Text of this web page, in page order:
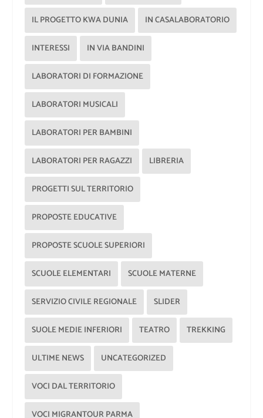
IL PROGETTO KWA DUNIA IN CASALABORATORIO
INTERESSI IN VIA BANDINI
LABORATORI DI FORMAZIONE
LABORATORI MUSICALI
LABORATORI PER BAMBINI
LABORATORI PER RAGAZZI LIBRERIA
PROGETTI SUL TERRITORIO
PROPOSTE EDUCATIVE
PROPOSTE SCUOLE SUPERIORI
SCUOLE ELEMENTARI SCUOLE MATERNE
SERVIZIO CIVILE REGIONALE SLIDER
SUOLE MEDIE INFERIORI TEATRO TREKKING
ULTIME NEWS UNCATEGORIZED
VOCI DAL TERRITORIO
VOCI MIGRANTOUR PARMA